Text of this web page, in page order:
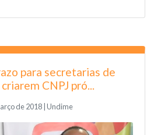
para secretarias de
CNPJ pró...
de 2018 | Undime